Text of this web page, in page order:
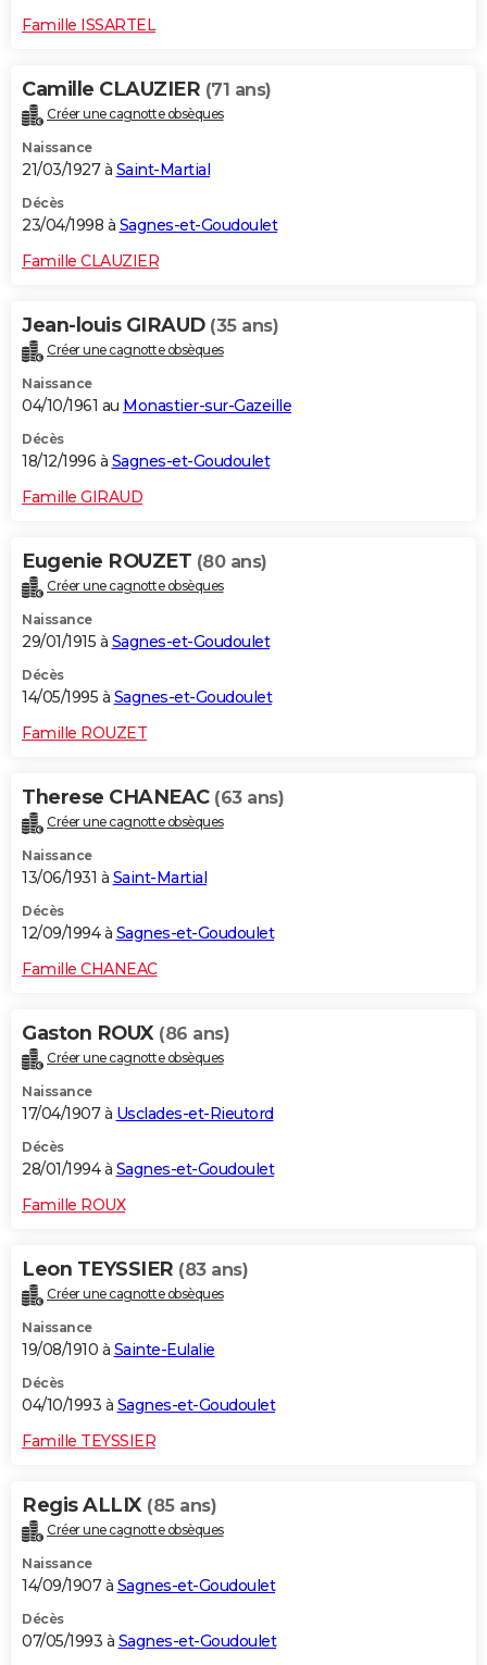
Famille ISSARTEL
Camille CLAUZIER (71 ans)
Créer une cagnotte obsèques
Naissance
21/03/1927 à Saint-Martial
Décès
23/04/1998 à Sagnes-et-Goudoulet
Famille CLAUZIER
Jean-louis GIRAUD (35 ans)
Créer une cagnotte obsèques
Naissance
04/10/1961 au Monastier-sur-Gazeille
Décès
18/12/1996 à Sagnes-et-Goudoulet
Famille GIRAUD
Eugenie ROUZET (80 ans)
Créer une cagnotte obsèques
Naissance
29/01/1915 à Sagnes-et-Goudoulet
Décès
14/05/1995 à Sagnes-et-Goudoulet
Famille ROUZET
Therese CHANEAC (63 ans)
Créer une cagnotte obsèques
Naissance
13/06/1931 à Saint-Martial
Décès
12/09/1994 à Sagnes-et-Goudoulet
Famille CHANEAC
Gaston ROUX (86 ans)
Créer une cagnotte obsèques
Naissance
17/04/1907 à Usclades-et-Rieutord
Décès
28/01/1994 à Sagnes-et-Goudoulet
Famille ROUX
Leon TEYSSIER (83 ans)
Créer une cagnotte obsèques
Naissance
19/08/1910 à Sainte-Eulalie
Décès
04/10/1993 à Sagnes-et-Goudoulet
Famille TEYSSIER
Regis ALLIX (85 ans)
Créer une cagnotte obsèques
Naissance
14/09/1907 à Sagnes-et-Goudoulet
Décès
07/05/1993 à Sagnes-et-Goudoulet